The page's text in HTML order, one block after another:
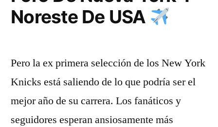
Noreste De USA
Pero la ex primera selección de los New York
Knicks está saliendo de lo que podría ser el
mejor año de su carrera. Los fanáticos y
seguidores esperan ansiosamente más